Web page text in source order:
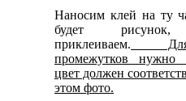
Наносим клей на ту
будет
приклеиваем. Для
промежутков нужно
цвет должен
этом фото.